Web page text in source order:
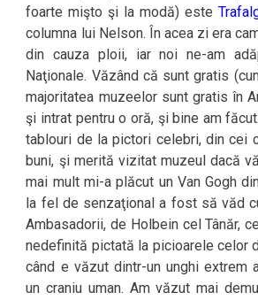
foarte mişto şi la modă) este
columna lui Nelson. În acea zi era
din cauza ploii, iar noi ne-am
Naţionale. Văzând că sunt gratis
majoritatea muzeelor sunt gratis în
şi intrat pentru o oră, şi bine am
tablouri de la pictori celebri, din cei
buni, şi merită vizitat muzeul dacă
mai mult mi-a plăcut un Van Gogh
la fel de senzaţional a fost să văd
Ambasadorii, de Holbein cel Tânăr,
nedefinită pictată la picioarele celor
când e văzut dintr-un unghi extrem
un craniu uman. Am văzut mai